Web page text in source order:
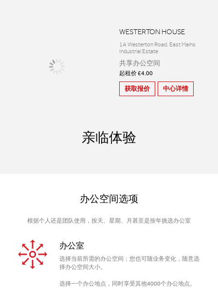
WESTERTON HOUSE
1A Westerton Road, East Mains
Industrial Estate
共享办公空间
起租价 £4.00
获取报价 中心详情
亲临体验
办公空间选项
根据个人还是团队使用，按天、星期、月甚至是按年挑选办公室
办公室
选择当前所需的办公空间；您也可随业务变化，随意选
择办公空间大小。
选择一个办公地点，同时享受其他4000个办公地点。